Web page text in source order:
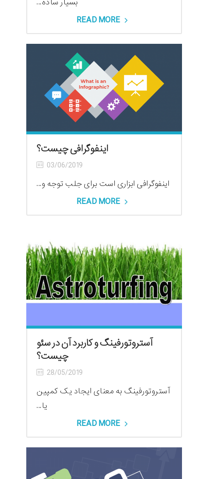
READ MORE
اینفوگرافی چیست؟
03/06/2019
اینفوگرافی ابزاری است برای جلب توجه و...
READ MORE
آستروتورفینگ و کاربرد آن در سئو
چیست؟
28/05/2019
آستروتورفینگ به معنای ایجاد یک کمپین
یا...
READ MORE